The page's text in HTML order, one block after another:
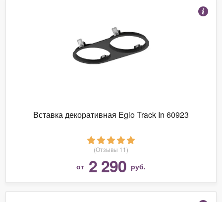
Вставка декоративная Eglo Track In 60923
(Отзывы 11)
от 2 290 руб.